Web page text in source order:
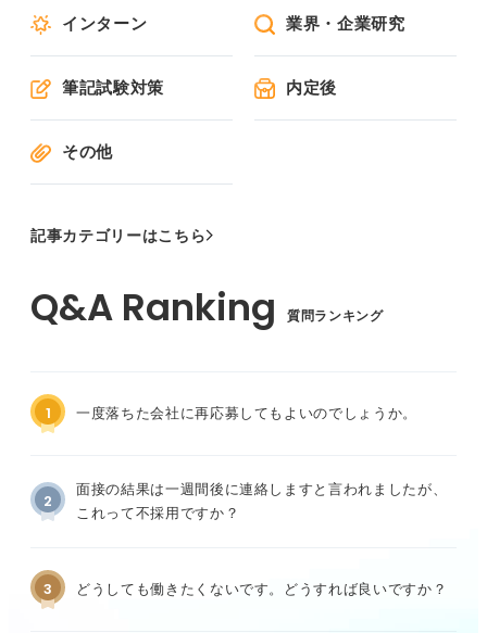
インターン 業界・企業研究
筆記試験対策 内定後
その他
記事カテゴリーはこちら
質問ランキング
1 一度落ちた会社に再応募してもよいのでしょうか。
2
面接の結果は一週間後に連絡しますと言われましたが、
これって不採用ですか？
3 どうしても働きたくないです。どうすれば良いですか？